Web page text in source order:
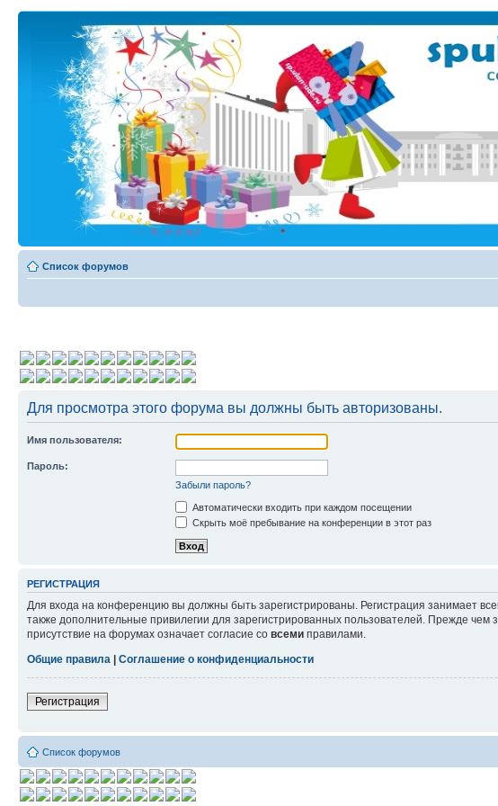
Список форумов
Для просмотра этого форума вы должны быть авторизованы.
Имя пользователя:
Пароль:
Забыли пароль?
Автоматически входить при каждом посещении
Скрыть моё пребывание на конференции в этот раз
РЕГИСТРАЦИЯ
Для входа на конференцию вы должны быть зарегистрированы. Регистрация занимает
также дополнительные привилегии для зарегистрированных пользователей. Прежде
присутствие на форумах означает согласие со всеми правилами.
Общие правила | Соглашение о конфиденциальности
Регистрация
Список форумов